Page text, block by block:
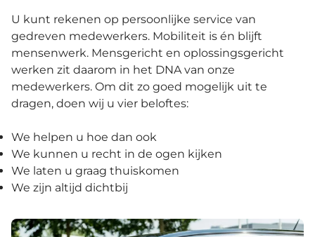
U kunt rekenen op persoonlijke service van
gedreven medewerkers. Mobiliteit is én blijft
mensenwerk. Mensgericht en oplossingsgericht
werken zit daarom in het DNA van onze
medewerkers. Om dit zo goed mogelijk uit te
dragen, doen wij u vier beloftes:
We helpen u hoe dan ook
We kunnen u recht in de ogen kijken
We laten u graag thuiskomen
We zijn altijd dichtbij